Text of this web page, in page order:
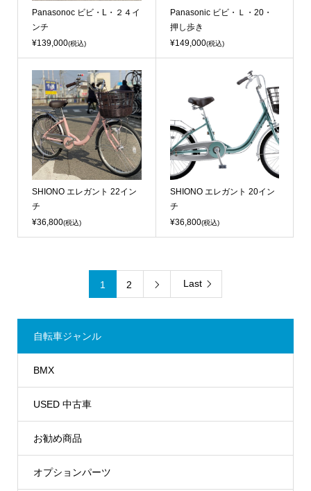
Panasonoc ビビ・L・２４イ
ンチ
¥139,000(税込)
Panasonic ビビ・Ｌ・20・
押し歩き
¥149,000(税込)
SHIONO エレガント 22イン
チ
¥36,800(税込)
SHIONO エレガント 20イン
チ
¥36,800(税込)
1 2  Last
自転車ジャンル
BMX
USED 中古車
お勧め商品
オプションパーツ